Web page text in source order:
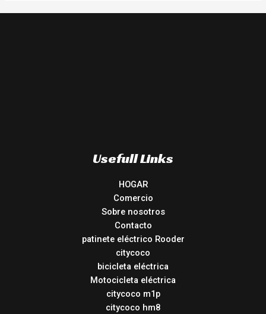
Usefull Links
HOGAR
Comercio
Sobre nosotros
Contacto
patinete eléctrico Rooder
citycoco
bicicleta eléctrica
Motocicleta eléctrica
citycoco m1p
citycoco hm8